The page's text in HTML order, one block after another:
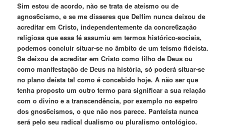
Sim estou de acordo, não se trata de ateísmo ou de
agnos6cismo, e se me disseres que Delfim nunca deixou de
acreditar em Cristo, independentemente da concre6zação
religiosa que essa fé assumiu em termos histórico-sociais,
podemos concluir situar-se no âmbito de um teísmo fideísta.
Se deixou de acreditar em Cristo como filho de Deus ou
como manifestação de Deus na história, só poderá situar-se
no plano deísta tal como é concebido hoje. A não ser que
tenha proposto um outro termo para significar a sua relação
com o divino e a transcendência, por exemplo no espetro
dos gnos6cismos, o que não nos parece. Panteísta nunca
será pelo seu radical dualismo ou pluralismo ontológico.